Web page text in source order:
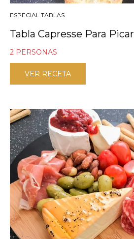
ESPECIAL TABLAS
Tabla Capresse Para Picar
2 PERSONAS
VER RECETA